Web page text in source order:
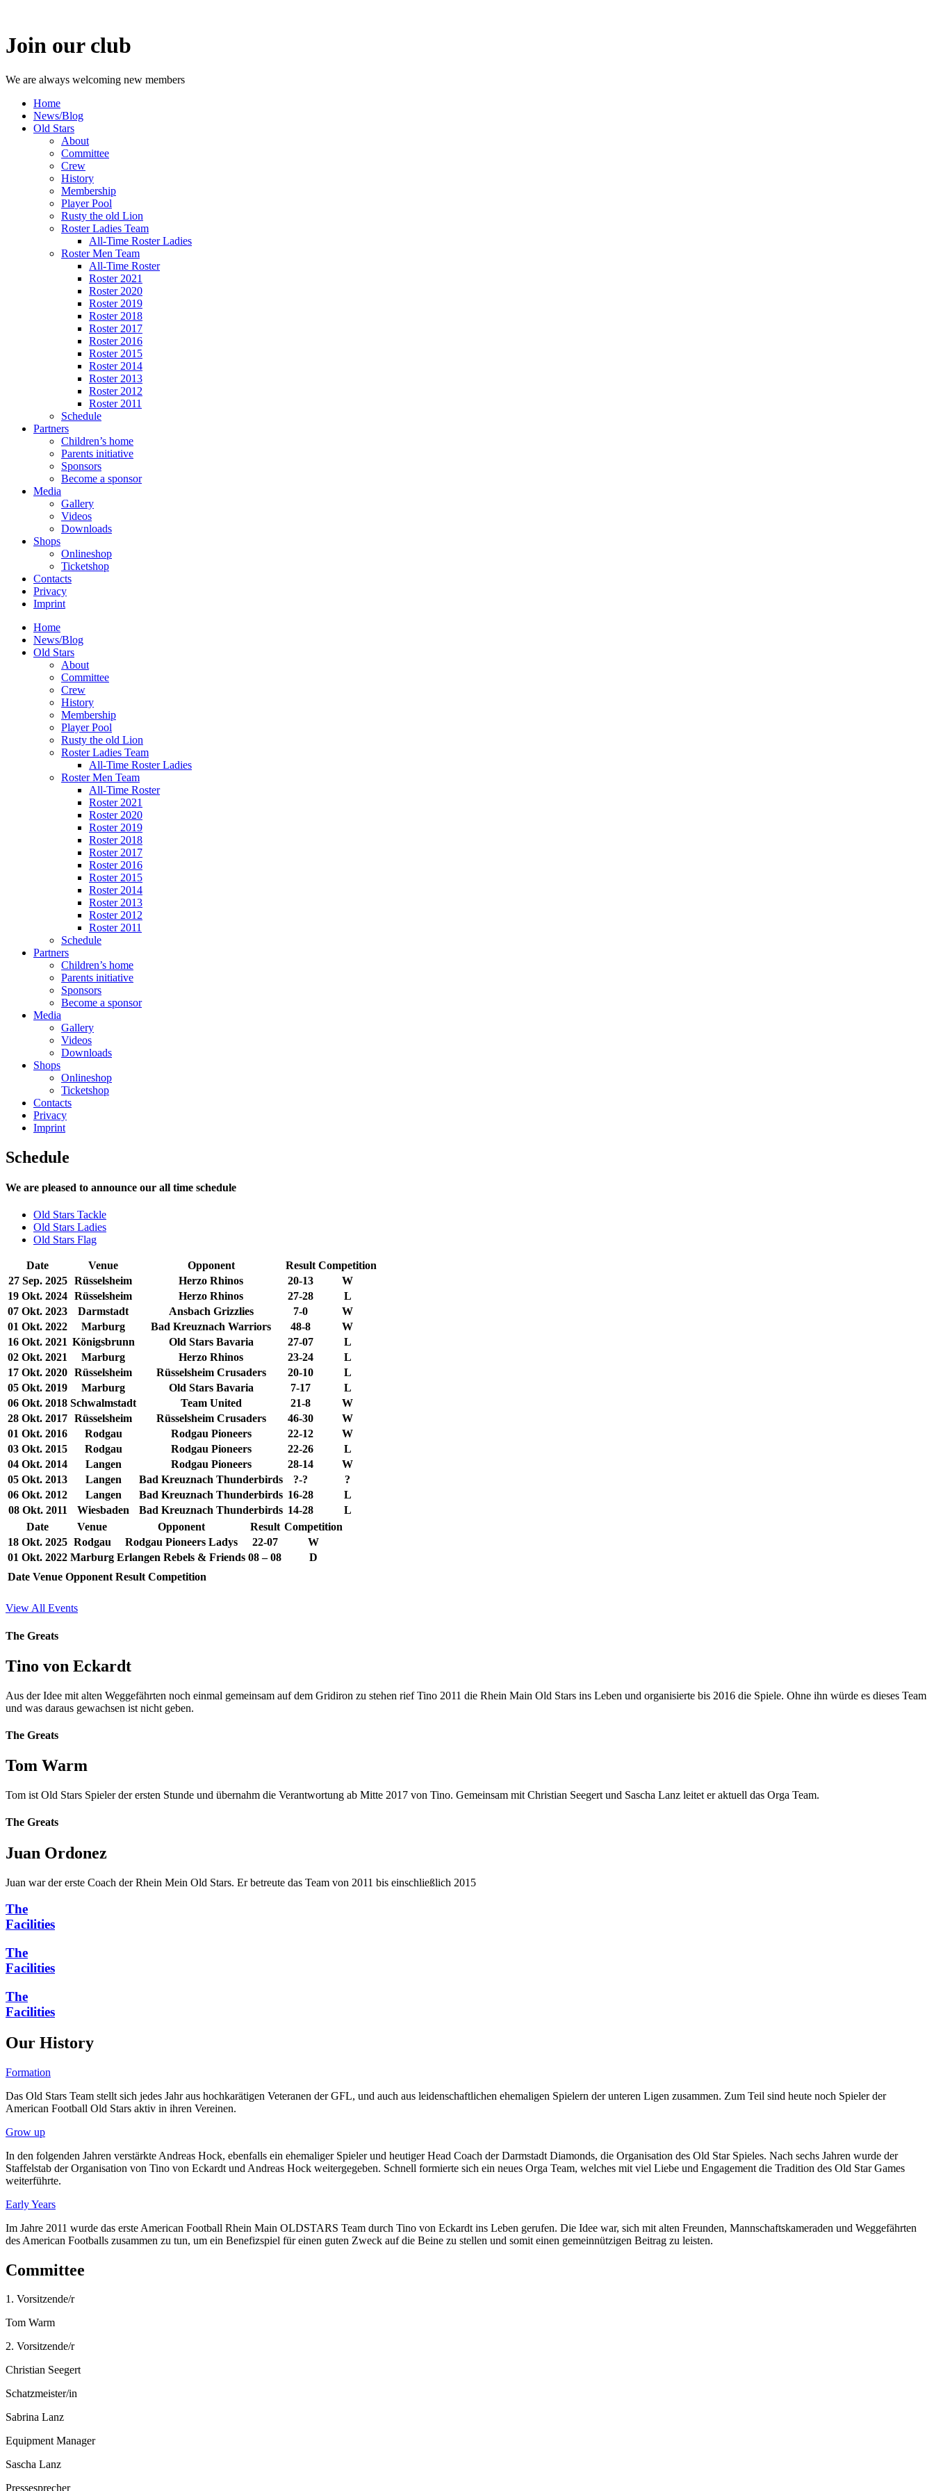
Join our club
We are always welcoming new members
Home
News/Blog
Old Stars
About
Committee
Crew
History
Membership
Player Pool
Rusty the old Lion
Roster Ladies Team
All-Time Roster Ladies
Roster Men Team
All-Time Roster
Roster 2021
Roster 2020
Roster 2019
Roster 2018
Roster 2017
Roster 2016
Roster 2015
Roster 2014
Roster 2013
Roster 2012
Roster 2011
Schedule
Partners
Children’s home
Parents initiative
Sponsors
Become a sponsor
Media
Gallery
Videos
Downloads
Shops
Onlineshop
Ticketshop
Contacts
Privacy
Imprint
Home
News/Blog
Old Stars
About
Committee
Crew
History
Membership
Player Pool
Rusty the old Lion
Roster Ladies Team
All-Time Roster Ladies
Roster Men Team
All-Time Roster
Roster 2021
Roster 2020
Roster 2019
Roster 2018
Roster 2017
Roster 2016
Roster 2015
Roster 2014
Roster 2013
Roster 2012
Roster 2011
Schedule
Partners
Children’s home
Parents initiative
Sponsors
Become a sponsor
Media
Gallery
Videos
Downloads
Shops
Onlineshop
Ticketshop
Contacts
Privacy
Imprint
Schedule
We are pleased to announce our all time schedule
Old Stars Tackle
Old Stars Ladies
Old Stars Flag
Date Venue Opponent Result Competition
27 Sep. 2025
Rüsselsheim Herzo Rhinos 20-13
W
19 Okt. 2024 Rüsselsheim Herzo Rhinos 27-28
L
07 Okt. 2023
Darmstadt Ansbach Grizzlies 7-0
W
01 Okt. 2022
Marburg Bad Kreuznach Warriors 48-8
W
16 Okt. 2021 Königsbrunn Old Stars Bavaria 27-07
L
02 Okt. 2021
Marburg Herzo Rhinos 23-24
L
17 Okt. 2020 Rüsselsheim Rüsselsheim Crusaders 20-10
L
05 Okt. 2019
Marburg Old Stars Bavaria 7-17
L
06 Okt. 2018 Schwalmstadt Team United 21-8
W
28 Okt. 2017 Rüsselsheim Rüsselsheim Crusaders 46-30
W
01 Okt. 2016
Rodgau Rodgau Pioneers 22-12
W
03 Okt. 2015
Rodgau Rodgau Pioneers 22-26
L
04 Okt. 2014
Langen Rodgau Pioneers 28-14
W
05 Okt. 2013
Langen Bad Kreuznach Thunderbirds ?-?
?
06 Okt. 2012
Langen Bad Kreuznach Thunderbirds 16-28
L
08 Okt. 2011
Wiesbaden Bad Kreuznach Thunderbirds 14-28
L
Date
Venue Opponent Result Competition
18 Okt. 2025 Rodgau Rodgau Pioneers Ladys 22-07
W
01 Okt. 2022 Marburg Erlangen Rebels & Friends 08 – 08
D
Date Venue Opponent Result Competition
View All Events
The Greats
Tino von Eckardt
Aus der Idee mit alten Weggefährten noch einmal gemeinsam auf dem Gridiron zu stehen rief Tino 2011 die Rhein Main Old Stars ins Leben und organisierte bis 2016 die Spiele. Ohne ihn würde es dieses Team
und was daraus gewachsen ist nicht geben.
The Greats
Tom Warm
Tom ist Old Stars Spieler der ersten Stunde und übernahm die Verantwortung ab Mitte 2017 von Tino. Gemeinsam mit Christian Seegert und Sascha Lanz leitet er aktuell das Orga Team.
The Greats
Juan Ordonez
Juan war der erste Coach der Rhein Mein Old Stars. Er betreute das Team von 2011 bis einschließlich 2015
The
Facilities
The
Facilities
The
Facilities
Our History
Formation
Das Old Stars Team stellt sich jedes Jahr aus hochkarätigen Veteranen der GFL, und auch aus leidenschaftlichen ehemaligen Spielern der unteren Ligen zusammen. Zum Teil sind heute noch Spieler der
American Football Old Stars aktiv in ihren Vereinen.
Grow up
In den folgenden Jahren verstärkte Andreas Hock, ebenfalls ein ehemaliger Spieler und heutiger Head Coach der Darmstadt Diamonds, die Organisation des Old Star Spieles. Nach sechs Jahren wurde der
Staffelstab der Organisation von Tino von Eckardt und Andreas Hock weitergegeben. Schnell formierte sich ein neues Orga Team, welches mit viel Liebe und Engagement die Tradition des Old Star Games
weiterführte.
Early Years
Im Jahre 2011 wurde das erste American Football Rhein Main OLDSTARS Team durch Tino von Eckardt ins Leben gerufen. Die Idee war, sich mit alten Freunden, Mannschaftskameraden und Weggefährten
des American Footballs zusammen zu tun, um ein Benefizspiel für einen guten Zweck auf die Beine zu stellen und somit einen gemeinnützigen Beitrag zu leisten.
Committee
1. Vorsitzende/r
Tom Warm
2. Vorsitzende/r
Christian Seegert
Schatzmeister/in
Sabrina Lanz
Equipment Manager
Sascha Lanz
Pressesprecher